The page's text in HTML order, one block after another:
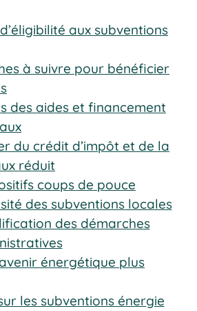
aux subventions
à suivre pour bénéficier
des aides et financement
du crédit d’impôt et de la
réduit
coups de pouce
des subventions locales
des démarches
énergétique plus
les subventions énergie